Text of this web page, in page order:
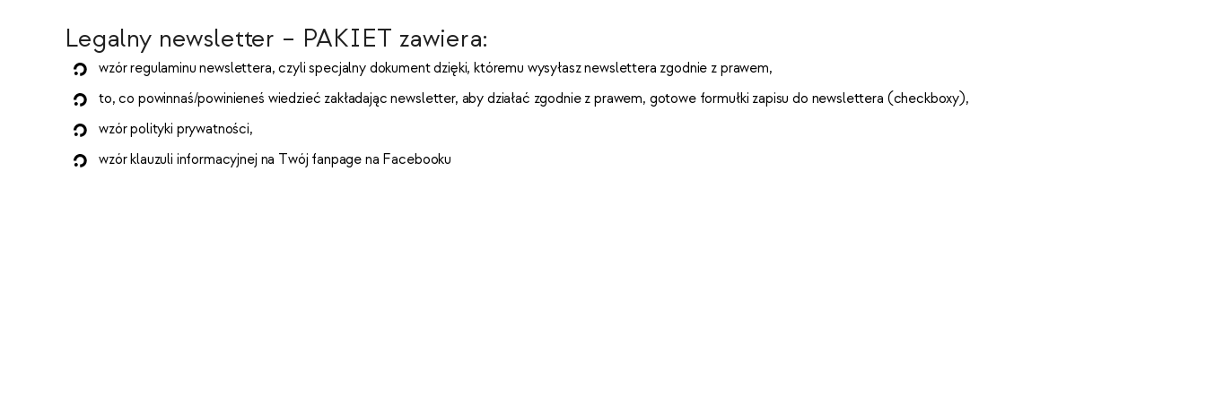
Legalny newsletter – PAKIET zawiera:
wzór regulaminu newslettera, czyli specjalny dokument dzięki, któremu wysyłasz newslettera zgodnie z prawem,
to, co powinnaś/powinieneś wiedzieć zakładając newsletter, aby działać zgodnie z prawem, gotowe formułki zapisu do newslettera (checkboxy),
wzór polityki prywatności,
wzór klauzuli informacyjnej na Twój fanpage na Facebooku